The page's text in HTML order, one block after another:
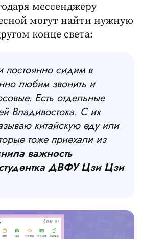
мессенджеру
могут найти нужную
конце света:
сидим в
любим звонить и
Есть отдельные
Владивостока. С их
китайскую еду или
тоже приехали из
важность
ДВФУ Цзи Цзи